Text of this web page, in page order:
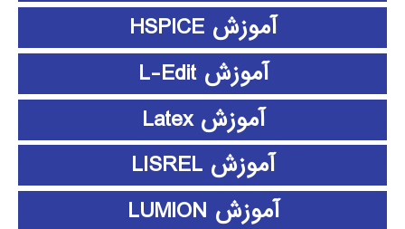
آموزش HSPICE
آموزش L-Edit
آموزش Latex
آموزش LISREL
آموزش LUMION